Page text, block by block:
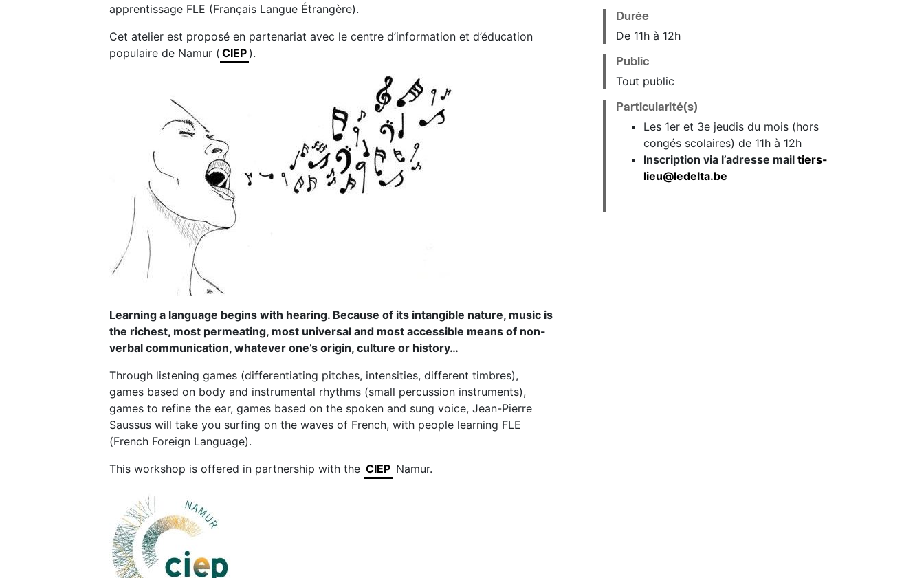
apprentissage FLE (Français Langue Étrangère).
Cet atelier est proposé en partenariat avec le centre d’information et d’éducation
populaire de Namur ( CIEP ).
Learning a language begins with hearing. Because of its intangible nature, music is
the richest, most permeating, most universal and most accessible means of non-
verbal communication, whatever one’s origin, culture or history…
Through listening games (differentiating pitches, intensities, different timbres),
games based on body and instrumental rhythms (small percussion instruments),
games to refine the ear, games based on the spoken and sung voice, Jean-Pierre
Saussus will take you surfing on the waves of French, with people learning FLE
(French Foreign Language).
This workshop is offered in partnership with the CIEP Namur.
Durée
De 11h à 12h
Public
Tout public
Particularité(s)
Les 1er et 3e jeudis du mois (hors
congés scolaires) de 11h à 12h
Inscription via l’adresse mail tiers-
lieu@ledelta.be